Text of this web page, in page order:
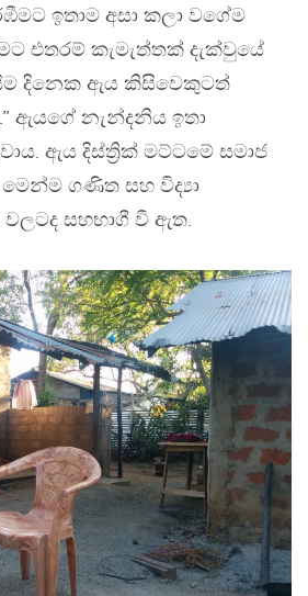
ඉතාම අසා කලා වගේම
එතරම් කැමැත්තක් දැක්වුයේ
දිනෙක ඇය කිසිවෙකුටත්
ඇයගේ නැන්දනිය ඉතා
ඇය දිස්ත්‍රික් මට්ටමේ සමාජ
මෙන්ම ගණිත සහ විද්‍යා
සහභාගී වී ඇත.